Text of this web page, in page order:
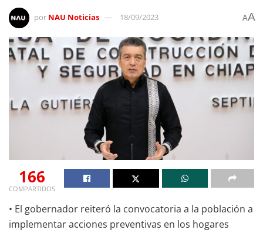
por NAU Noticias 18/09/2023 AA
166
COMPARTIDOS
• El gobernador reiteró la convocatoria a la población a
implementar acciones preventivas en los hogares